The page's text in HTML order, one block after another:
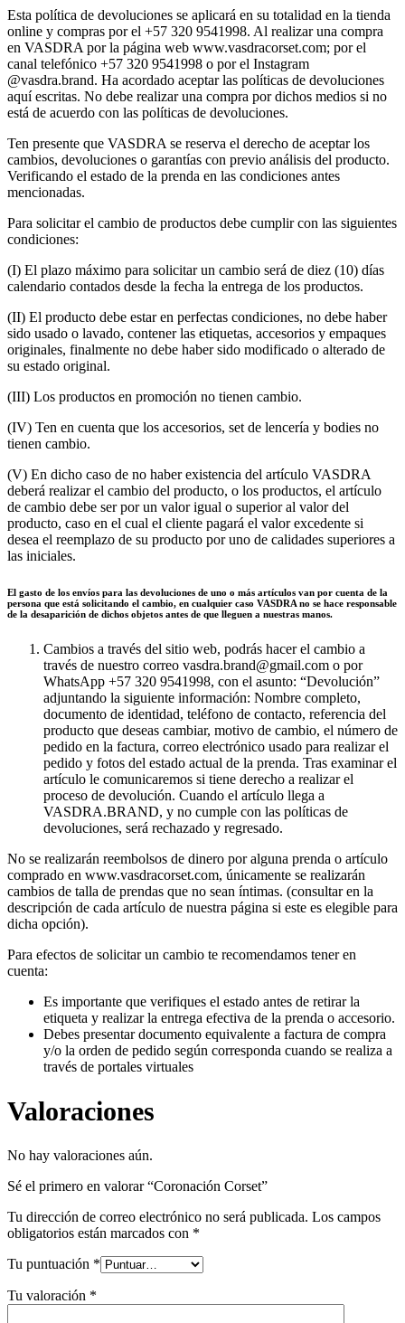
Esta política de devoluciones se aplicará en su totalidad en la tienda
online y compras por el +57 320 9541998. Al realizar una compra
en VASDRA por la página web www.vasdracorset.com; por el
canal telefónico +57 320 9541998 o por el Instagram
@vasdra.brand. Ha acordado aceptar las políticas de devoluciones
aquí escritas. No debe realizar una compra por dichos medios si no
está de acuerdo con las políticas de devoluciones.
Ten presente que VASDRA se reserva el derecho de aceptar los
cambios, devoluciones o garantías con previo análisis del producto.
Verificando el estado de la prenda en las condiciones antes
mencionadas.
Para solicitar el cambio de productos debe cumplir con las siguientes
condiciones:
(I) El plazo máximo para solicitar un cambio será de diez (10) días
calendario contados desde la fecha la entrega de los productos.
(II) El producto debe estar en perfectas condiciones, no debe haber
sido usado o lavado, contener las etiquetas, accesorios y empaques
originales, finalmente no debe haber sido modificado o alterado de
su estado original.
(III) Los productos en promoción no tienen cambio.
(IV) Ten en cuenta que los accesorios, set de lencería y bodies no
tienen cambio.
(V) En dicho caso de no haber existencia del artículo VASDRA
deberá realizar el cambio del producto, o los productos, el artículo
de cambio debe ser por un valor igual o superior al valor del
producto, caso en el cual el cliente pagará el valor excedente si
desea el reemplazo de su producto por uno de calidades superiores a
las iniciales.
El gasto de los envíos para las devoluciones de uno o más artículos van por cuenta de la
persona que está solicitando el cambio, en cualquier caso VASDRA no se hace responsable
de la desaparición de dichos objetos antes de que lleguen a nuestras manos.
Cambios a través del sitio web, podrás hacer el cambio a
través de nuestro correo vasdra.brand@gmail.com o por
WhatsApp +57 320 9541998, con el asunto: “Devolución”
adjuntando la siguiente información: Nombre completo,
documento de identidad, teléfono de contacto, referencia del
producto que deseas cambiar, motivo de cambio, el número de
pedido en la factura, correo electrónico usado para realizar el
pedido y fotos del estado actual de la prenda. Tras examinar el
artículo le comunicaremos si tiene derecho a realizar el
proceso de devolución. Cuando el artículo llega a
VASDRA.BRAND, y no cumple con las políticas de
devoluciones, será rechazado y regresado.
No se realizarán reembolsos de dinero por alguna prenda o artículo
comprado en www.vasdracorset.com, únicamente se realizarán
cambios de talla de prendas que no sean íntimas. (consultar en la
descripción de cada artículo de nuestra página si este es elegible para
dicha opción).
Para efectos de solicitar un cambio te recomendamos tener en
cuenta:
Es importante que verifiques el estado antes de retirar la
etiqueta y realizar la entrega efectiva de la prenda o accesorio.
Debes presentar documento equivalente a factura de compra
y/o la orden de pedido según corresponda cuando se realiza a
través de portales virtuales
Valoraciones
No hay valoraciones aún.
Sé el primero en valorar “Coronación Corset”
Tu dirección de correo electrónico no será publicada. Los campos
obligatorios están marcados con *
Tu puntuación *
Tu valoración *